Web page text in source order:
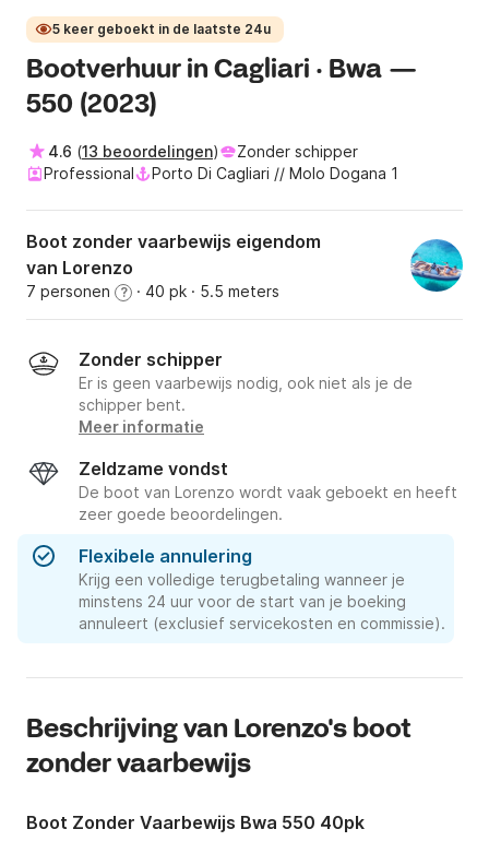
5 keer geboekt in de laatste 24u
Bootverhuur in Cagliari · Bwa —
550 (2023)
4.6 (13 beoordelingen)
Zonder schipper
Professional
Porto Di Cagliari // Molo Dogana 1
Boot zonder vaarbewijs eigendom
van Lorenzo
7 personen ? · 40 pk · 5.5 meters
Zonder schipper
Er is geen vaarbewijs nodig, ook niet als je de
schipper bent.
Meer informatie
Zeldzame vondst
De boot van Lorenzo wordt vaak geboekt en heeft
zeer goede beoordelingen.
Flexibele annulering
Krijg een volledige terugbetaling wanneer je
minstens 24 uur voor de start van je boeking
annuleert (exclusief servicekosten en commissie).
Beschrijving van Lorenzo's boot
zonder vaarbewijs
Boot Zonder Vaarbewijs Bwa 550 40pk